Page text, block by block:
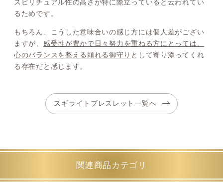
スピリチュアル性の高さが特に際立っていると云われてい
るためです。
もちろん、こうした意味合いの感じ方には個人差がござい
ますが、 感受性が豊かで日々努力を重ねる方にとっては、
心のバランスを整える頼れる御守り として寄り添ってくれ
る存在だと感じます。
スギライトブレスレット一覧へ
関連商品カテゴリ